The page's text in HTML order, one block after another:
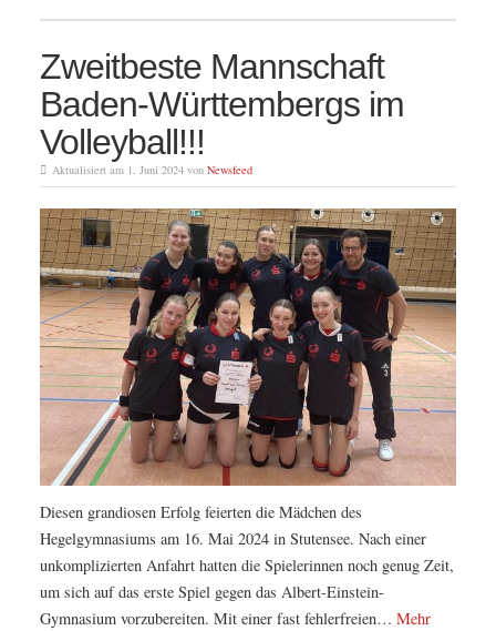
Zweitbeste Mannschaft
Baden-Württembergs im
Volleyball!!!
Aktualisiert am 1. Juni 2024 von Newsfeed
Diesen grandiosen Erfolg feierten die Mädchen des
Hegelgymnasiums am 16. Mai 2024 in Stutensee. Nach einer
unkomplizierten Anfahrt hatten die Spielerinnen noch genug Zeit,
um sich auf das erste Spiel gegen das Albert-Einstein-
Gymnasium vorzubereiten. Mit einer fast fehlerfreien… Mehr